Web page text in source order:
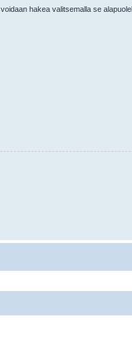
hakea valitsemalla se